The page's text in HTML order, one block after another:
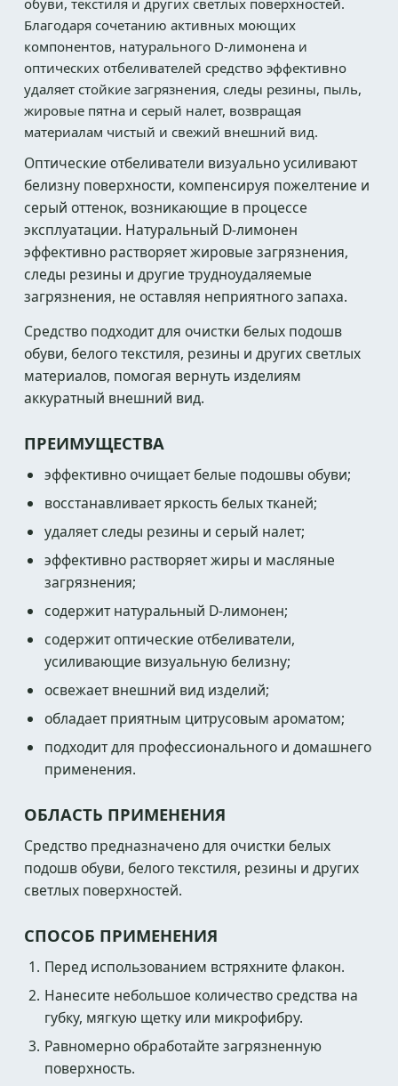
обуви, текстиля и других светлых поверхностей.
Благодаря сочетанию активных моющих
компонентов, натурального D-лимонена и
оптических отбеливателей средство эффективно
удаляет стойкие загрязнения, следы резины, пыль,
жировые пятна и серый налет, возвращая
материалам чистый и свежий внешний вид.
Оптические отбеливатели визуально усиливают
белизну поверхности, компенсируя пожелтение и
серый оттенок, возникающие в процессе
эксплуатации. Натуральный D-лимонен
эффективно растворяет жировые загрязнения,
следы резины и другие трудноудаляемые
загрязнения, не оставляя неприятного запаха.
Средство подходит для очистки белых подошв
обуви, белого текстиля, резины и других светлых
материалов, помогая вернуть изделиям
аккуратный внешний вид.
ПРЕИМУЩЕСТВА
эффективно очищает белые подошвы обуви;
восстанавливает яркость белых тканей;
удаляет следы резины и серый налет;
эффективно растворяет жиры и масляные
загрязнения;
содержит натуральный D-лимонен;
содержит оптические отбеливатели,
усиливающие визуальную белизну;
освежает внешний вид изделий;
обладает приятным цитрусовым ароматом;
подходит для профессионального и домашнего
применения.
ОБЛАСТЬ ПРИМЕНЕНИЯ
Средство предназначено для очистки белых
подошв обуви, белого текстиля, резины и других
светлых поверхностей.
СПОСОБ ПРИМЕНЕНИЯ
Перед использованием встряхните флакон.
Нанесите небольшое количество средства на
губку, мягкую щетку или микрофибру.
Равномерно обработайте загрязненную
поверхность.